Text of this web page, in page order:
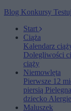
Blog Konkursy
Start
Ciąża
Kalendarz
Dolegliwości
ciąży
Niemowlęta
Pierwsze 12
piersią
dziecko
Maluszek